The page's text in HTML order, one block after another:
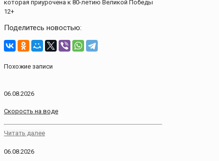
которая приурочена к 80-летию Великой Победы
12+
Поделитесь новостью:
Похожие записи
06.08.2026
Скорость на воде
Читать далее
06.08.2026